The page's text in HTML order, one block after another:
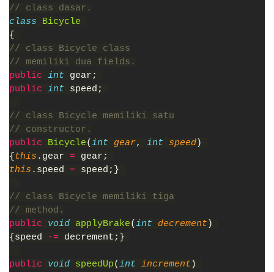
// class dasar.
class
Bicycle
{
// class Bicycle class
// memiliki dua fields.
public int gear;
public int speed;
// class Bicycle memiliki satu
// constructor.
public
Bicycle(int gear, int speed)
{ this .gear = gear;
this .speed = speed;}
// class Bicycle memiliki tiga
// method.
public void applyBrake(int decrement )
{speed
-= decrement;}
public void speedUp(int increment )